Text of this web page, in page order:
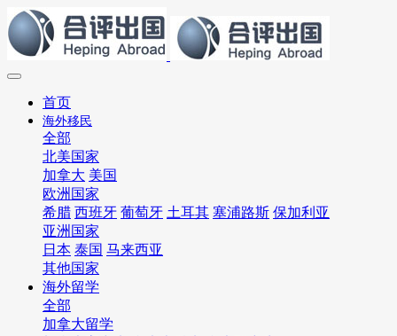
首页
海外移民
全部
北美国家
加拿大 美国
欧洲国家
希腊 西班牙 葡萄牙 土耳其 塞浦路斯 保加利亚
亚洲国家
日本 泰国 马来西亚
其他国家
海外留学
全部
加拿大留学